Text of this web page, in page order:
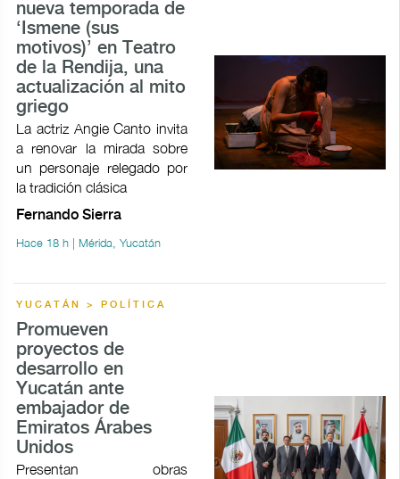
nueva temporada de
‘Ismene (sus
motivos)’ en Teatro
de la Rendija, una
actualización al mito
griego
La actriz Angie Canto invita
a renovar la mirada sobre
un personaje relegado por
la tradición clásica
Fernando Sierra
Hace 18 h | Mérida, Yucatán
YUCATÁN > POLÍTICA
Promueven
proyectos de
desarrollo en
Yucatán ante
embajador de
Emiratos Árabes
Unidos
Presentan obras